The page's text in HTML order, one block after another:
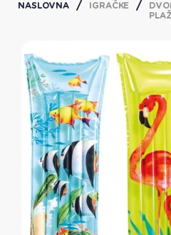
NASLOVNA IGRAČKE